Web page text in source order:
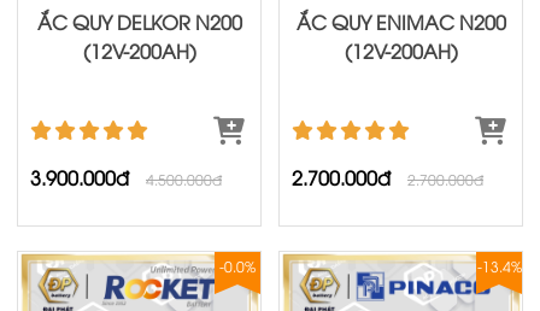
ẮC QUY DELKOR N200
(12V-200AH)
3.900.000đ 4.500.000đ
ẮC QUY ENIMAC N200
(12V-200AH)
2.700.000đ 2.700.000đ
-0.0% -13.4%